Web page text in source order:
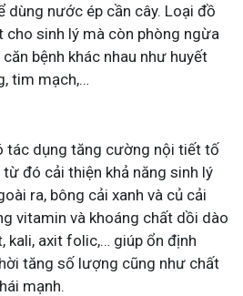
dùng nước ép cần cây. Loại đồ
cho sinh lý mà còn phòng ngừa
bệnh khác nhau như huyết
tim mạch,…
tác dụng tăng cường nội tiết tố
đó cải thiện khả năng sinh lý
ra, bông cải xanh và củ cải
vitamin và khoáng chất dồi dào
kali, axit folic,… giúp ổn định
tăng số lượng cũng như chất
mạnh.